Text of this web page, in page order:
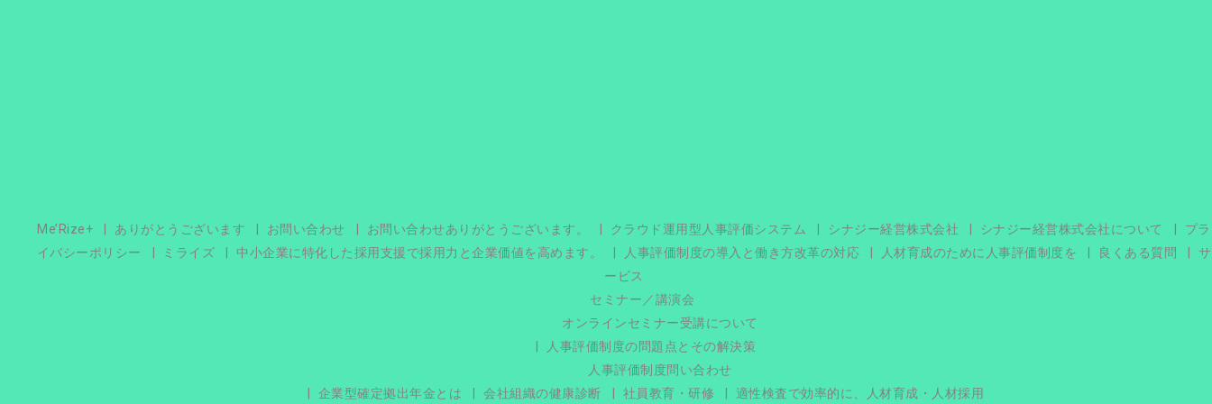
Me’Rize+ ありがとうございます お問い合わせ お問い合わせありがとうございます。 クラウド運用型人事評価システム シナジー経営株式会社 シナジー経営株式会社について
プラ
イバシーポリシー
ミライズ 中小企業に特化した採用支援で採用力と企業価値を高めます。 人事評価制度の導入と働き方改革の対応 人材育成のために人事評価制度を 良くある質問
サ
ービス
セミナー／講演会
オンラインセミナー受講について
人事評価制度の問題点とその解決策
人事評価制度問い合わせ
企業型確定拠出年金とは
会社組織の健康診断 社員教育・研修 適性検査で効率的に、人材育成・人材採用